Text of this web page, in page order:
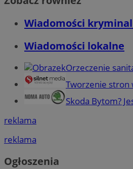
Wiadomości
Wiadomości lokalne
Orzeczenie
Tworzenie stron
Skoda Bytom?
reklama
reklama
Ogłoszenia